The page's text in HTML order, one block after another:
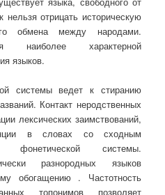
нельзя отрицать историческую
обмена между народами.
наиболее характерной
языков.
системы ведет к стиранию
Контакт неродственных
лексических заимствований,
в словах со сходным
фонетической системы.
разнородных языков
обогащению . Частотность
топонимов позволяет